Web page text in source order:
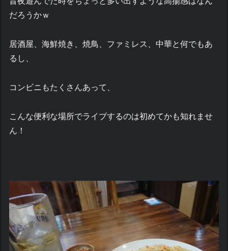
だろうかｗ
居酒屋、海鮮焼き、焼鳥、ファミレス、中華と何でもあ
るし、
コンビニもたくさんあって、
こんな便利な場所でライブするのは初めてかも知れませ
ん！